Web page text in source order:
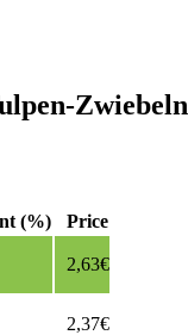
Zwiebeln
(%) Price
2,63€
2,37€